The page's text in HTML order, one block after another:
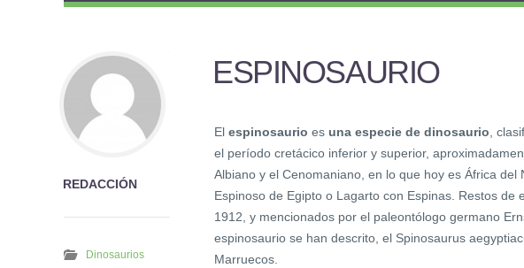
ESPINOSAURIO
El espinosaurio es una especie de dinosaurio ,
el período cretácico inferior y superior,
Albiano y el Cenomaniano, en lo que hoy es África
Espinoso de Egipto o Lagarto con Espinas. Restos
1912, y mencionados por el paleontólogo germano
espinosaurio se han descrito, el Spinosaurus
Marruecos.
REDACCIÓN
Dinosaurios